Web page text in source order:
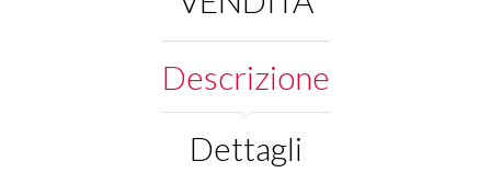
Descrizione
Dettagli